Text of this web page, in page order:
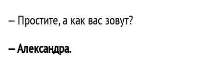
— Простите, а как вас зовут?
— Александра.